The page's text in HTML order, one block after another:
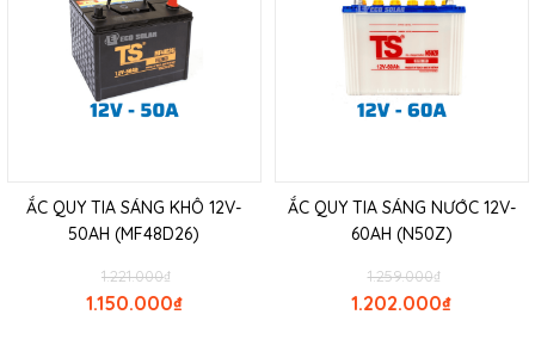
ẮC QUY TIA SÁNG KHÔ 12V-
50AH (MF48D26)
₫
1.221.000
₫
1.150.000
ẮC QUY TIA SÁNG NƯỚC 12V-
60AH (N50Z)
₫
1.259.000
₫
1.202.000